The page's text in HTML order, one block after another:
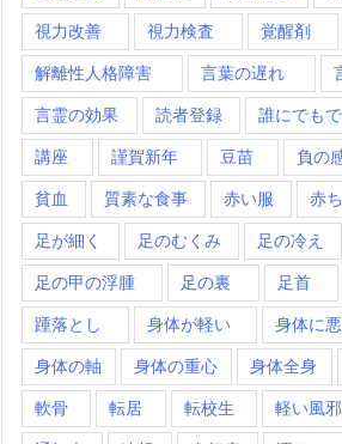
視力改善 視力検査 覚醒剤
解離性人格障害 言葉の遅れ
言霊の効果 読者登録 誰にでも
講座 謹賀新年 豆苗 負の
貧血 質素な食事 赤い服 赤
足が細く 足のむくみ 足の冷え
足の甲の浮腫 足の裏 足首
踵落とし 身体が軽い 身体に
身体の軸 身体の重心 身体全身
軟骨 転居 転校生 軽い風邪